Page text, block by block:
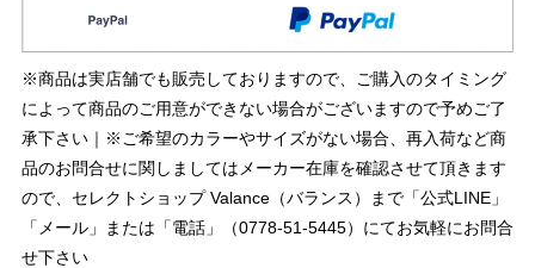
※商品は実店舗でも販売しておりますので、ご購入のタイミング
によって商品のご用意ができない場合がございますので予めご了
承下さい｜※ご希望のカラーやサイズがない場合、再入荷など商
品のお問合せに関しましてはメーカー在庫を確認させて頂きます
ので、セレクトショップ Valance（バランス）まで「公式LINE」
「メール」または「電話」（0778-51-5445）にてお気軽にお問合
せ下さい